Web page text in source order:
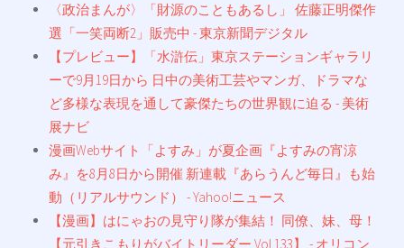
〈政治まんが〉「財源のこともあるし」 佐藤正明傑作
選「一笑両断2」販売中 - 東京新聞デジタル
【プレビュー】「水滸伝」東京ステーションギャラリ
ーで9月19日から 日中の美術工芸やマンガ、ドラマな
ど多様な表現を通して豪傑たちの世界観に迫る - 美術
展ナビ
漫画Webサイト「よすみ」が夏企画『よすみの宵涼
み』を8月8日から開催 新連載『あらうんど毎日』も始
動（リアルサウンド） - Yahoo!ニュース
【漫画】はにゃおの見守り隊が集結！ 同僚、妹、母！
【元引きこもりがバイトリーダー Vol.133】 - オリコン